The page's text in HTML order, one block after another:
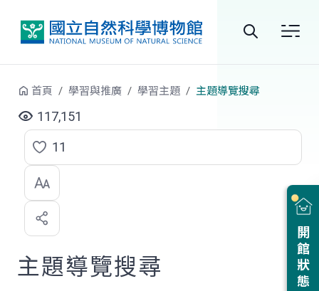
站
尋
開館狀態
首頁 學習與推廣 學習主題 主題導覽搜尋
117,151
點
選
喜
歡
11
主題導覽搜尋